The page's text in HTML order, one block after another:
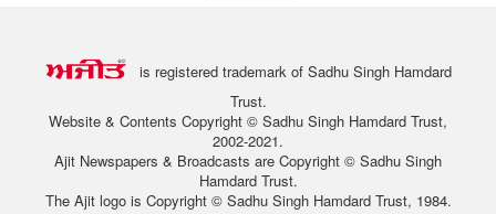
is registered trademark of Sadhu Singh Hamdard
Trust.
Website & Contents Copyright © Sadhu Singh Hamdard Trust,
2002-2021.
Ajit Newspapers & Broadcasts are Copyright © Sadhu Singh
Hamdard Trust.
The Ajit logo is Copyright © Sadhu Singh Hamdard Trust, 1984.